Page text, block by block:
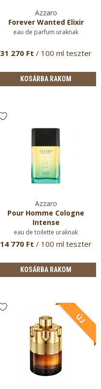
Azzaro
Forever Wanted Elixir
eau de parfum uraknak
31 270 Ft / 100 ml teszter
KOSÁRBA RAKOM
Azzaro
Pour Homme Cologne
Intense
eau de toilette uraknak
14 770 Ft / 100 ml teszter
KOSÁRBA RAKOM